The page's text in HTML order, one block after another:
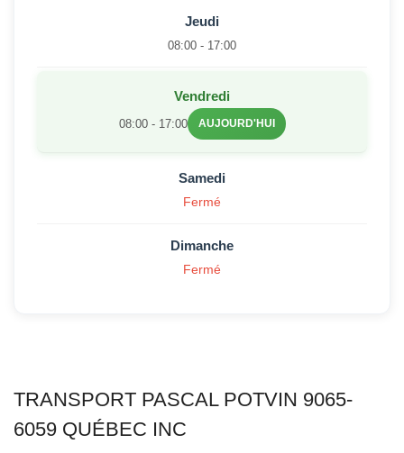
Jeudi
08:00 - 17:00
Vendredi
08:00 - 17:00 AUJOURD'HUI
Samedi
Fermé
Dimanche
Fermé